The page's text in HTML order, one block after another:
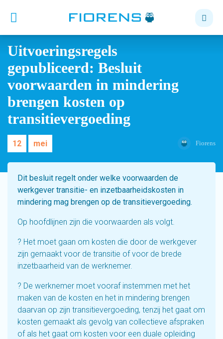
Uitvoeringsregels
gepubliceerd: Besluit
voorwaarden in mindering
brengen kosten op
transitievergoeding
12 mei Fiorens
Dit besluit regelt onder welke voorwaarden de
werkgever transitie- en inzetbaarheidskosten in
mindering mag brengen op de transitievergoeding.
Op hoofdlijnen zijn die voorwaarden als volgt.
? Het moet gaan om kosten die door de werkgever
zijn gemaakt voor de transitie of voor de brede
inzetbaarheid van de werknemer.
? De werknemer moet vooraf instemmen met het
maken van de kosten en het in mindering brengen
daarvan op zijn transitievergoeding, tenzij het gaat om
kosten gemaakt als gevolg van collectieve afspraken
of als het gaat om kosten voor een duale opleiding